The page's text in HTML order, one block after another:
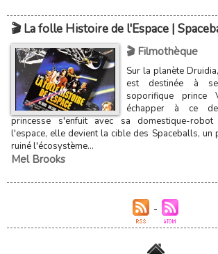
🎬 La folle Histoire de l'Espace |
🎬 Filmothèque
Sur la planète
est destinée à
soporifique prince
échapper à ce
princesse s'enfuit avec sa domestique-
l'espace, elle devient la cible des Spaceballs, un
ruiné l'écosystème...
Mel Brooks